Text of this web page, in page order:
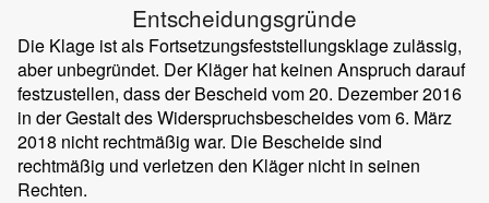
Entscheidungsgründe
Die Klage ist als Fortsetzungsfeststellungsklage zulässig,
aber unbegründet. Der Kläger hat keinen Anspruch darauf
festzustellen, dass der Bescheid vom 20. Dezember 2016
in der Gestalt des Widerspruchsbescheides vom 6. März
2018 nicht rechtmäßig war. Die Bescheide sind
rechtmäßig und verletzen den Kläger nicht in seinen
Rechten.